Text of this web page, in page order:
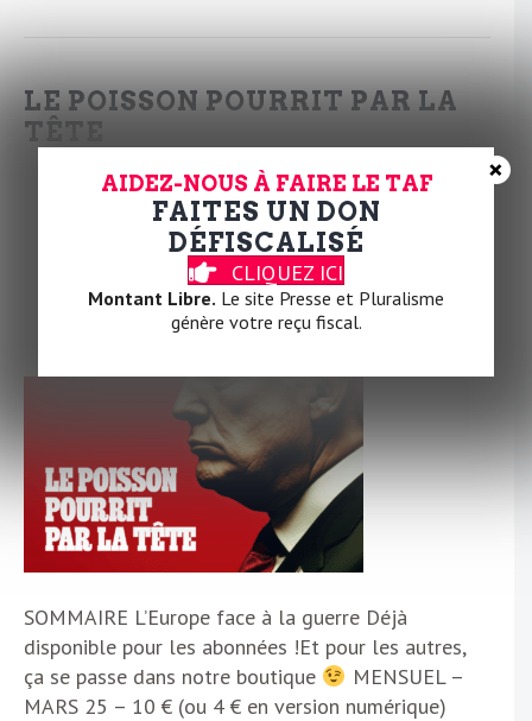
LE POISSON POURRIT PAR LA
TÊTE
la Rédaction |18 mars 2025| 2
SOMMAIRE L’Europe face à la guerre Déjà
disponible pour les abonnées !Et pour les autres,
ça se passe dans notre boutique
MENSUEL –
MARS 25 – 10 € (ou 4 € en version numérique)
AIDEZ-NOUS À FAIRE LE TAF
FAITES UN DON
DÉFISCALISÉ
CLIQUEZ ICI
Montant Libre. Le site Presse et Pluralisme
génère votre reçu fiscal.
×